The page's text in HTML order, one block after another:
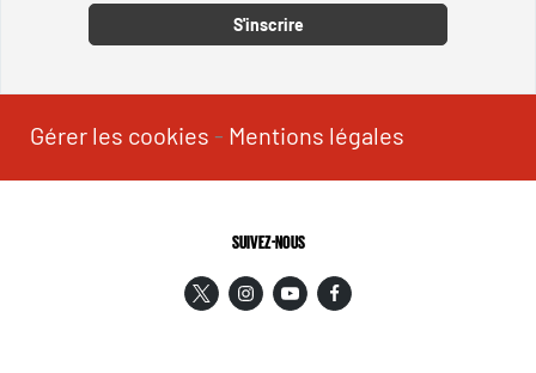
S'inscrire
Gérer les cookies - Mentions légales
SUIVEZ-NOUS